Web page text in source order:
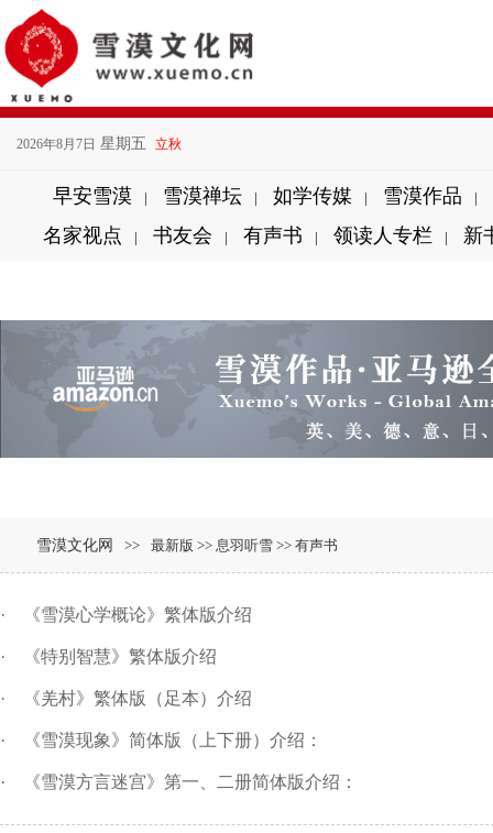
2026年8月7日 星期五 立秋
早安雪漠 | 雪漠禅坛 | 如学传媒 | 雪漠作品 |
名家视点
| 书友会 | 有声书 | 领读人专栏 | 新
雪漠文化网 >> 最新版 >> 息羽听雪 >> 有声书
· 《雪漠心学概论》繁体版介绍
· 《特别智慧》繁体版介绍
· 《羌村》繁体版（足本）介绍
· 《雪漠现象》简体版（上下册）介绍：
· 《雪漠方言迷宫》第一、二册简体版介绍：